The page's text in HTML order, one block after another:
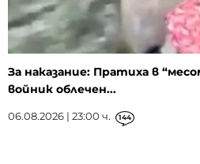
За наказание: Пратиха в
войник облечен...
06.08.2026 | 23:00 ч. 144